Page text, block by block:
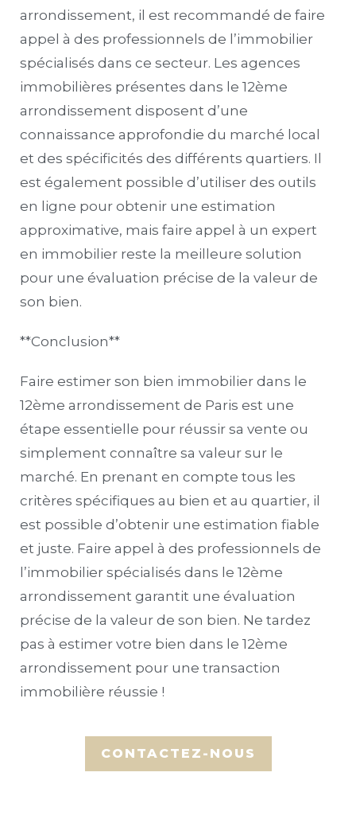
arrondissement, il est recommandé de faire
appel à des professionnels de l’immobilier
spécialisés dans ce secteur. Les agences
immobilières présentes dans le 12ème
arrondissement disposent d’une
connaissance approfondie du marché local
et des spécificités des différents quartiers. Il
est également possible d’utiliser des outils
en ligne pour obtenir une estimation
approximative, mais faire appel à un expert
en immobilier reste la meilleure solution
pour une évaluation précise de la valeur de
son bien.
**Conclusion**
Faire estimer son bien immobilier dans le
12ème arrondissement de Paris est une
étape essentielle pour réussir sa vente ou
simplement connaître sa valeur sur le
marché. En prenant en compte tous les
critères spécifiques au bien et au quartier, il
est possible d’obtenir une estimation fiable
et juste. Faire appel à des professionnels de
l’immobilier spécialisés dans le 12ème
arrondissement garantit une évaluation
précise de la valeur de son bien. Ne tardez
pas à estimer votre bien dans le 12ème
arrondissement pour une transaction
immobilière réussie !